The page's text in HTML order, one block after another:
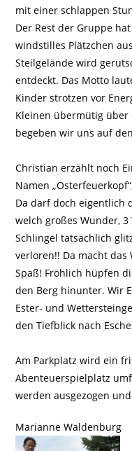
mit einer schlappen
Der Rest der Gruppe
windstilles Plätzchen
Steilgelände wird
entdeckt. Das Motto
Kinder strotzen vor
Kleinen übermütig über
begeben wir uns auf
Christian erzählt noch
Namen
Da darf doch eigentlich
welch großes Wunder,
Schlingel tatsächlich
verloren!! Da macht
Spaß! Fröhlich hüpfen
den Berg hinunter. Wir
Ester- und
den Tiefblick nach
Am Parkplatz wird ein
Abenteuerspielplatz
werden ausgezogen
Marianne Waldenburg